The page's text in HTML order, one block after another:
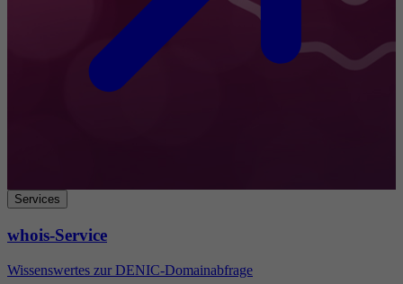
Services
whois-Service
Wissenswertes zur DENIC-Domainabfrage